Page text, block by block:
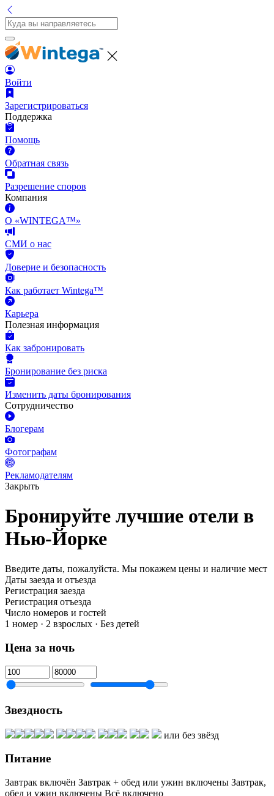
Войти
Зарегистрироваться
Поддержка
Помощь
Обратная связь
Разрешение споров
Компания
О «WINTEGA™»
СМИ о нас
Доверие и безопасность
Как работает Wintega™
Карьера
Полезная информация
Как забронировать
Бронирование без риска
Изменить даты бронирования
Сотрудничество
Блогерам
Фотографам
Рекламодателям
Закрыть
Бронируйте лучшие отели в
Нью-Йорке
Введите даты, пожалуйста. Мы покажем цены и наличие мест
Даты заезда и отъезда
Регистрация заезда
Регистрация отъезда
Число номеров и гостей
1 номер · 2 взрослых · Без детей
Цена за ночь
Звездность
или без звёзд
Питание
Завтрак включён Завтрак + обед или ужин включены Завтрак,
обед и ужин включены Всё включено